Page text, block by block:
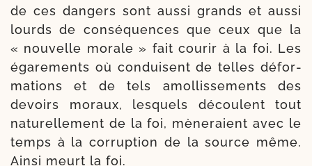
de ces dan­gers sont aus­si grands et aus­si
lourds de consé­quences que ceux que la
« nou­velle morale » fait cou­rir à la foi. Les
éga­re­ments où conduisent de telles défor­
ma­tions et de tels amol­lis­se­ments des
devoirs moraux, les­quels découlent tout
natu­rellement de la foi, mène­raient avec le
temps à la cor­rup­tion de la source même.
Ainsi meurt la foi.